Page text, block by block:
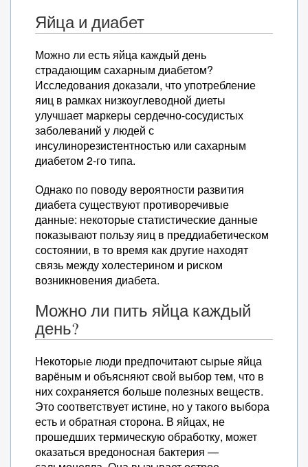
Яйца и диабет
Можно ли есть яйца каждый день
страдающим сахарным диабетом?
Исследования доказали, что употребление
яиц в рамках низкоуглеводной диеты
улучшает маркеры сердечно-сосудистых
заболеваний у людей с
инсулинорезистентностью или сахарным
диабетом 2-го типа.
Однако по поводу вероятности развития
диабета существуют противоречивые
данные: некоторые статистические данные
показывают пользу яиц в преддиабетическом
состоянии, в то время как другие находят
связь между холестерином и риском
возникновения диабета.
Можно ли пить яйца каждый
день?
Некоторые люди предпочитают сырые яйца
варёным и объясняют свой выбор тем, что в
них сохраняется больше полезных веществ.
Это соответствует истине, но у такого выбора
есть и обратная сторона. В яйцах, не
прошедших термическую обработку, может
оказаться вредоносная бактерия —